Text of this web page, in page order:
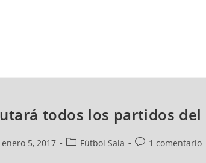
todos los partidos
enero 5, 2017 Fútbol Sala 1 comentario